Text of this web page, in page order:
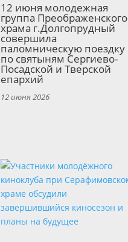
12 июня молодежная
группа Преображенского
храма г.Долгопрудный
совершила
паломническую поездку
по святыням Сергиево-
Посадской и Тверской
епархий
12 июня 2026